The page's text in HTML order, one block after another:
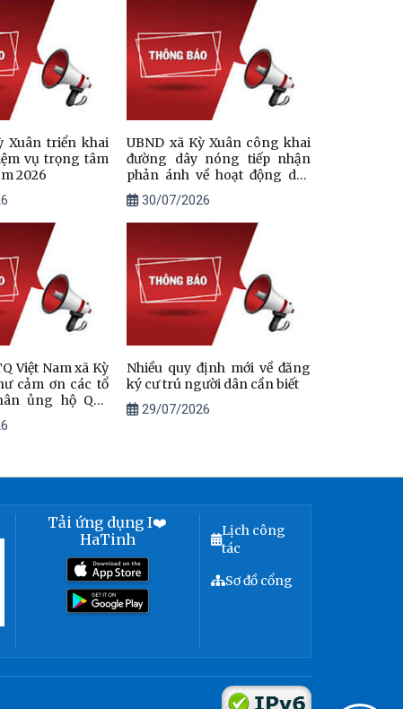
Xuân triển khai
vụ trọng tâm
2026
UBND xã Kỳ Xuân công khai
đường dây nóng tiếp nhận
phản ánh về hoạt động dạy
thêm, học thêm
30/07/2026
Việt Nam xã Kỳ
cảm ơn các tổ
ủng hộ Quỹ
năm 2026
Nhiều quy định mới về đăng
ký cư trú người dân cần biết
29/07/2026
Tải ứng dụng I❤️
HaTinh
Lịch công
tác
Sơ đồ cổng